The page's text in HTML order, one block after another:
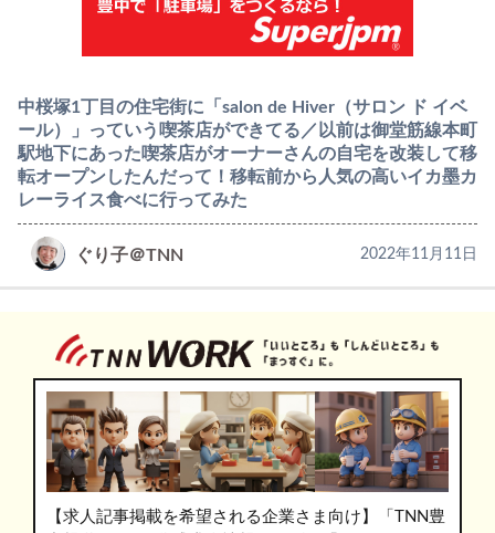
中桜塚1丁目の住宅街に「salon de Hiver（サロン ド イベ
ール）」っていう喫茶店ができてる／以前は御堂筋線本町
駅地下にあった喫茶店がオーナーさんの自宅を改装して移
転オープンしたんだって！移転前から人気の高いイカ墨カ
レーライス食べに行ってみた
ぐり子＠TNN 2022年11月11日
【求人記事掲載を希望される企業さま向け】「TNN豊